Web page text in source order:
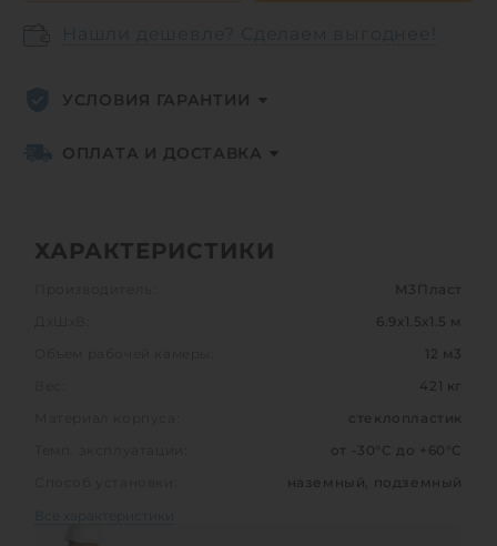
УСЛОВИЯ ГАРАНТИИ
ОПЛАТА И ДОСТАВКА
ХАРАКТЕРИСТИКИ
М3Пласт
6.9х1.5х1.5 м
12 м3
421 кг
стеклопластик
от -30°C до +60°C
наземный, подземный